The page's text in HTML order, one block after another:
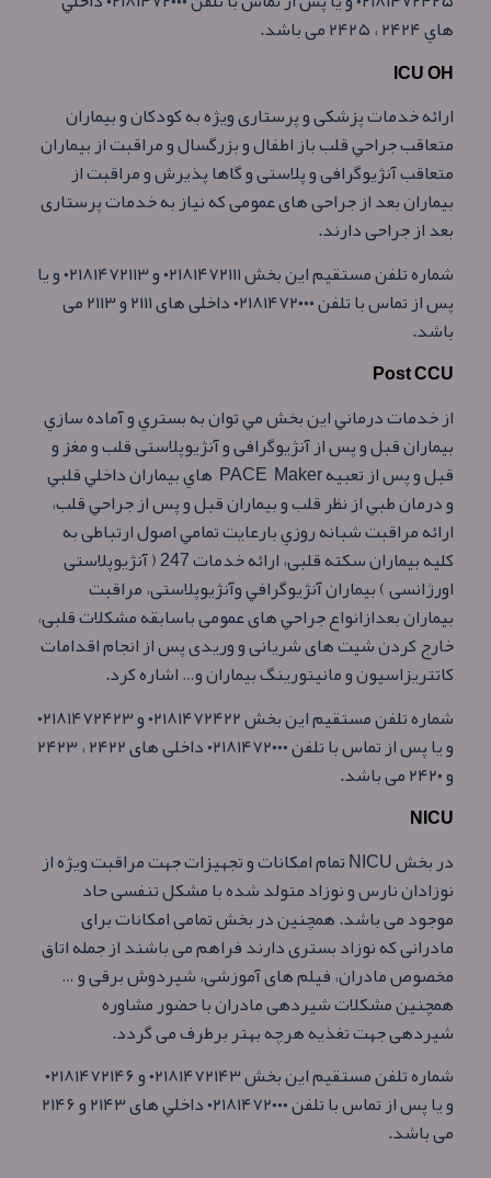
هاي ۲۴۲۴ ، ۲۴۲۵ می باشد.
ICU OH
ارائه خدمات پزشكی و پرستاری ويژه به كودكان و بيماران
متعاقب جراحي قلب باز اطفال و بزرگسال و مراقبت از بيماران
متعاقب آنژيوگرافی و پلاستی و گاها پذيرش و مراقبت از
بيماران بعد از جراحی های عمومی كه نياز به خدمات پرستاری
بعد از جراحی دارند.
شماره تلفن مستقيم اين بخش ۰۲۱۸۱۴۷۲۱۱۱ و ۰۲۱۸۱۴۷۲۱۱۳ و يا
پس از تماس با تلفن ۰۲۱۸۱۴۷۲۰۰۰ داخلی های ۲۱۱۱ و ۲۱۱۳ می
باشد.
Post CCU
از خدمات درماني اين بخش مي توان به بستري و آماده سازي
بيماران قبل و پس از آنژيوگرافی و آنژيوپلاستی قلب و مغز و
قبل و پس از تعبيه PACE Maker هاي بيماران داخلي قلبي
و درمان طبي از نظر قلب و بيماران قبل و پس از جراحي قلب،
ارائه مراقبت شبانه روزي بارعايت تمامي اصول ارتباطی به
كليه بيماران سكته قلبی، ارائه خدمات 247 ( آنژيوپلاستی
اورژانسی ) بيماران آنژيوگرافي وآنژيوپلاستی، مراقبت
بيماران بعدازانواع جراحي های عمومی باسابقه مشكلات قلبی،
خارج كردن شيت های شريانی و وريدی پس از انجام اقدامات
كاتتريزاسيون و مانيتورينگ بيماران و… اشاره كرد.
شماره تلفن مستقيم اين بخش ۰۲۱۸۱۴۷۲۴۲۲ و ۰۲۱۸۱۴۷۲۴۲۳
و يا پس از تماس با تلفن ۰۲۱۸۱۴۷۲۰۰۰ داخلی های ۲۴۲۲ ، ۲۴۲۳
و ۲۴۲۰ می باشد.
NICU
در بخش NICU تمام امکانات و تجهیزات جهت مراقبت ویژه از
نوزادان نارس و نوزاد متولد شده با مشکل تنفسی حاد
موجود می باشد. همچنین در بخش تمامی امکانات برای
مادرانی که نوزاد بستری دارند فراهم می باشند از جمله اتاق
مخصوص مادران، فیلم های آموزشی، شیردوش برقی و …
همچنين مشکلات شیردهی مادران با حضور مشاوره
شیردهی جهت تغذیه هرچه بهتر برطرف می گردد.
شماره تلفن مستقيم اين بخش ۰۲۱۸۱۴۷۲۱۴۳ و ۰۲۱۸۱۴۷۲۱۴۶
و يا پس از تماس با تلفن ۰۲۱۸۱۴۷۲۰۰۰ داخلي های ۲۱۴۳ و ۲۱۴۶
می باشد.